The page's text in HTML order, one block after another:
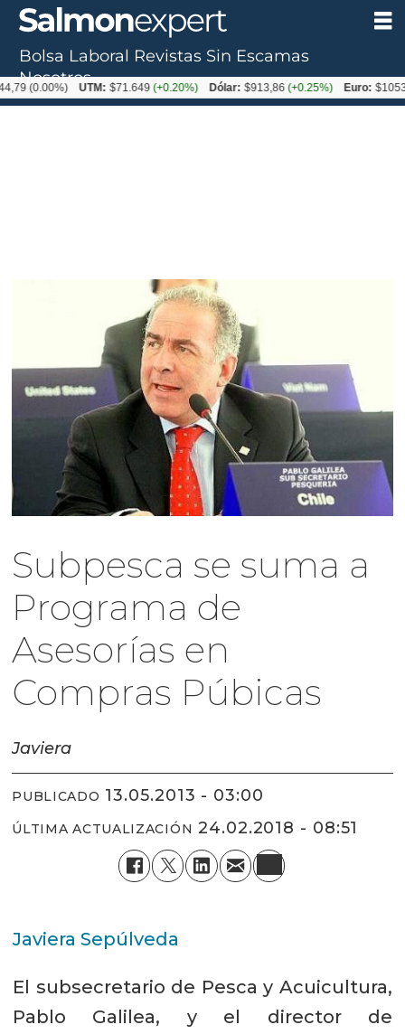
Subpesca se suma a
Programa de
Asesorías en
Compras Púbicas
Javiera
PUBLICADO 13.05.2013 - 03:00
ÚLTIMA ACTUALIZACIÓN 24.02.2018 - 08:51
Javiera Sepúlveda
El subsecretario de Pesca y Acuicultura,
Pablo Galilea, y el director de
Bolsa Laboral Revistas Sin Escamas
Nosotros
UTM: $71.649(+0.20%) Dólar: $913,86(+0.25%) Euro: $1053,08(-